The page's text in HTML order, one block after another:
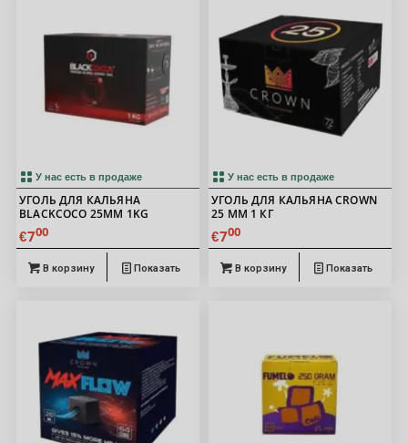
5.00
У нас есть в продаже
УГОЛЬ ДЛЯ КАЛЬЯНА
BLACKCOCO 25MM 1KG
€700
В корзину Показать
У нас есть в продаже
УГОЛЬ ДЛЯ КАЛЬЯНА CROWN
25 ММ 1 КГ
€700
В корзину Показать